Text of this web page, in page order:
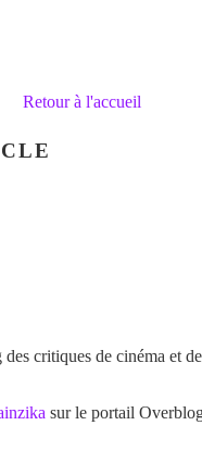
Retour à l'accueil
critiques de cinéma et
sur le portail